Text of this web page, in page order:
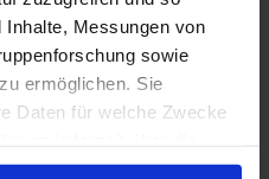
Inhalte, Messungen von
sowie
ermöglichen. Sie
Daten für welche Zwecke
Klicken auf das Privacy
eine günstige Chance
Jahren vielleicht nur
kauft man dann auch gar
Dividenden und